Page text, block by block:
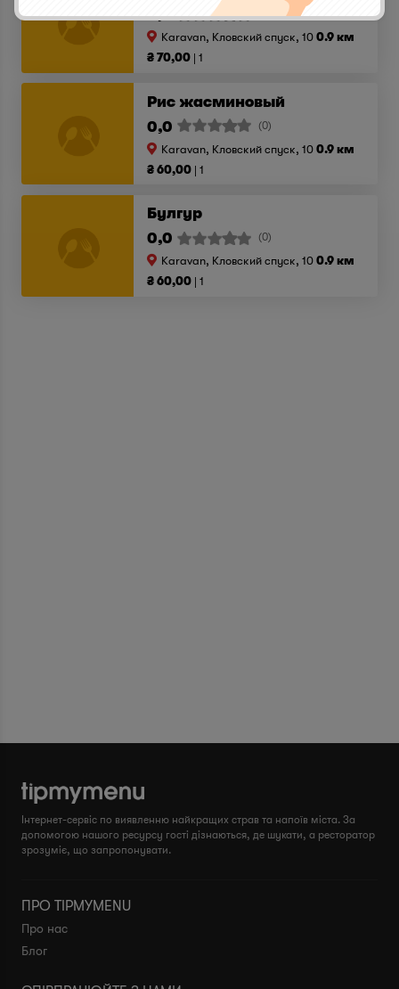
0,0
(0)
Karavan, Кловский спуск, 100.9 км
₴ 70,00
1
Рис жасминовый
0,0
(0)
Karavan, Кловский спуск, 100.9 км
₴ 60,00
1
Булгур
0,0
(0)
Karavan, Кловский спуск, 100.9 км
₴ 60,00
1
Інтернет-сервіс по виявленню найкращих страв та напоїв міста. За
допомогою нашого ресурсу гості дізнаються, де шукати, а ресторатор
зрозуміє, що запропонувати.
ПРО TIPMYMENU
Про нас
Блог